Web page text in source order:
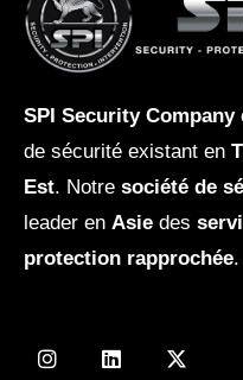
SPI Security Company
de sécurité existant en
Est. Notre société de
leader en Asie des
protection rapprochée.
I
n
L
i
X
-